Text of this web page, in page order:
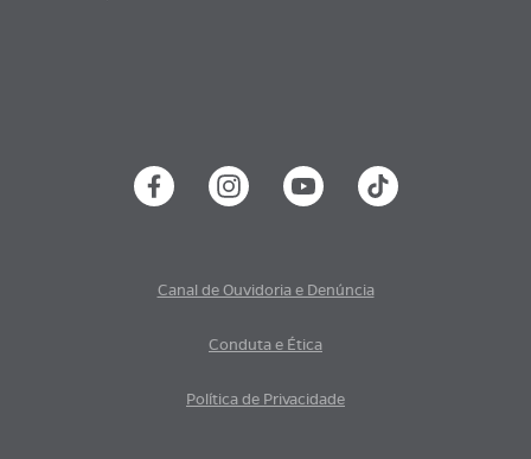
Política de Privacidade
Conduta e Ética
Canal de Ouvidoria e Denúncia